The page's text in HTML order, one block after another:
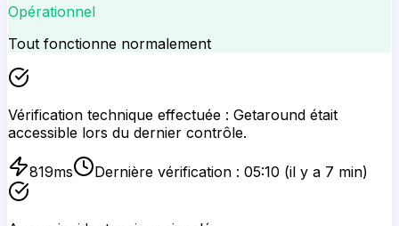
Opérationnel
Tout fonctionne normalement
Vérification technique effectuée : Getaround était
accessible lors du dernier contrôle.
819ms Dernière vérification : 05:10 (il y a 7 min)